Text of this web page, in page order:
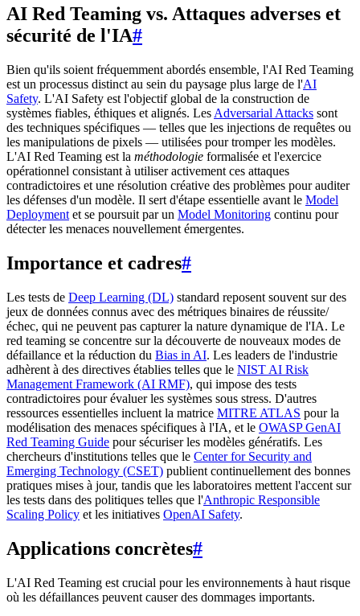
AI Red Teaming vs. Attaques adverses et
sécurité de l'IA#
Bien qu'ils soient fréquemment abordés ensemble, l'AI Red Teaming
est un processus distinct au sein du paysage plus large de l'AI
Safety. L'AI Safety est l'objectif global de la construction de
systèmes fiables, éthiques et alignés. Les Adversarial Attacks sont
des techniques spécifiques — telles que les injections de requêtes ou
les manipulations de pixels — utilisées pour tromper les modèles.
L'AI Red Teaming est la méthodologie formalisée et l'exercice
opérationnel consistant à utiliser activement ces attaques
contradictoires et une résolution créative des problèmes pour auditer
les défenses d'un modèle. Il sert d'étape essentielle avant le Model
Deployment et se poursuit par un Model Monitoring continu pour
détecter les menaces nouvellement émergentes.
Importance et cadres#
Les tests de Deep Learning (DL) standard reposent souvent sur des
jeux de données connus avec des métriques binaires de réussite/
échec, qui ne peuvent pas capturer la nature dynamique de l'IA. Le
red teaming se concentre sur la découverte de nouveaux modes de
défaillance et la réduction du Bias in AI. Les leaders de l'industrie
adhèrent à des directives établies telles que le NIST AI Risk
Management Framework (AI RMF), qui impose des tests
contradictoires pour évaluer les systèmes sous stress. D'autres
ressources essentielles incluent la matrice MITRE ATLAS pour la
modélisation des menaces spécifiques à l'IA, et le OWASP GenAI
Red Teaming Guide pour sécuriser les modèles génératifs. Les
chercheurs d'institutions telles que le Center for Security and
Emerging Technology (CSET) publient continuellement des bonnes
pratiques mises à jour, tandis que les laboratoires mettent l'accent sur
les tests dans des politiques telles que l'Anthropic Responsible
Scaling Policy et les initiatives OpenAI Safety.
Applications concrètes#
L'AI Red Teaming est crucial pour les environnements à haut risque
où les défaillances peuvent causer des dommages importants.